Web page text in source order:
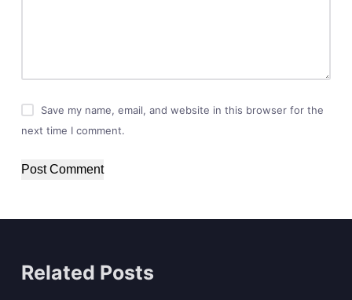
Save my name, email, and website in this browser for the
next time I comment.
Post Comment
Related Posts